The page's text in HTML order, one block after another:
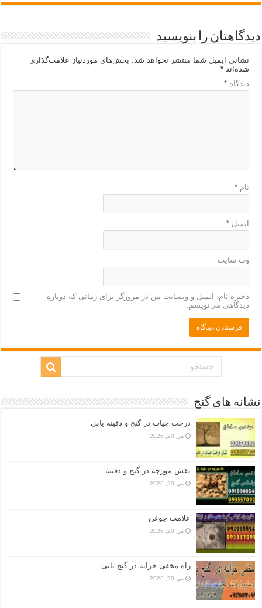
دیدگاهتان را بنویسید
نشانی ایمیل شما منتشر نخواهد شد.
بخش‌های موردنیاز علامت‌گذاری
شده‌اند*
دیدگاه*
نام*
ایمیل*
وب‌ سایت
ذخیره نام، ایمیل و وبسایت من در مرورگر برای زمانی که دوباره
دیدگاهی می‌نویسم.
نشانه های گنج
درخت حیات در گنج و دفینه یابی
می 20, 2026
نقش مورچه در گنج و دفینه
می 20, 2026
علامت جوغن
می 20, 2026
راه مخفی خزانه در گنج یابی
می 20, 2026